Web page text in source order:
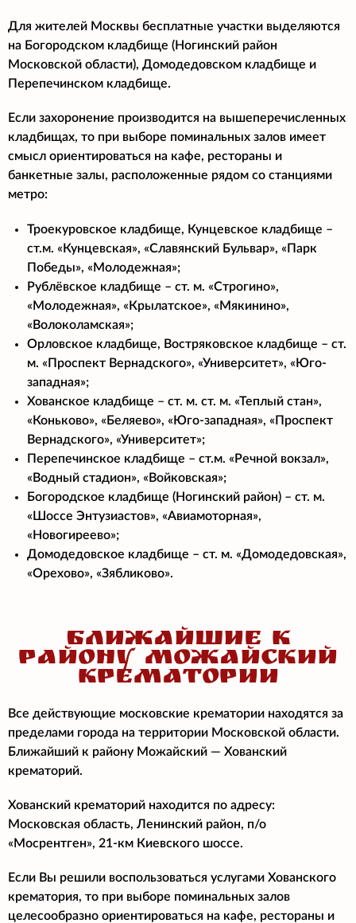
Для жителей Москвы бесплатные участки выделяются
на Богородском кладбище (Ногинский район
Московской области), Домодедовском кладбище и
Перепечинском кладбище.
Если захоронение производится на вышеперечисленных
кладбищах, то при выборе поминальных залов имеет
смысл ориентироваться на кафе, рестораны и
банкетные залы, расположенные рядом со станциями
метро:
Троекуровское кладбище, Кунцевское кладбище –
ст.м. «Кунцевская», «Славянский Бульвар», «Парк
Победы», «Молодежная»;
Рублёвское кладбище – ст. м. «Строгино»,
«Молодежная», «Крылатское», «Мякинино»,
«Волоколамская»;
Орловское кладбище, Востряковское кладбище – ст.
м. «Проспект Вернадского», «Университет», «Юго-
западная»;
Хованское кладбище – ст. м. ст. м. «Теплый стан»,
«Коньково», «Беляево», «Юго-западная», «Проспект
Вернадского», «Университет»;
Перепечинское кладбище – ст.м. «Речной вокзал»,
«Водный стадион», «Войковская»;
Богородское кладбище (Ногинский район) – ст. м.
«Шоссе Энтузиастов», «Авиамоторная»,
«Новогиреево»;
Домодедовское кладбище – ст. м. «Домодедовская»,
«Орехово», «Зябликово».
БЛИЖАЙШИЕ К
РАЙОНУ МОЖАЙСКИЙ
КРЕМАТОРИИ
Все действующие московские крематории находятся за
пределами города на территории Московской области.
Ближайший к району Можайский — Хованский
крематорий.
Хованский крематорий находится по адресу:
Московская область, Ленинский район, п/о
«Мосрентген», 21-км Киевского шоссе.
Если Вы решили воспользоваться услугами Хованского
крематория, то при выборе поминальных залов
целесообразно ориентироваться на кафе, рестораны и